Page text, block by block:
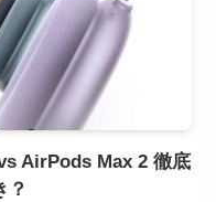
AirPods Max 2 徹底
？